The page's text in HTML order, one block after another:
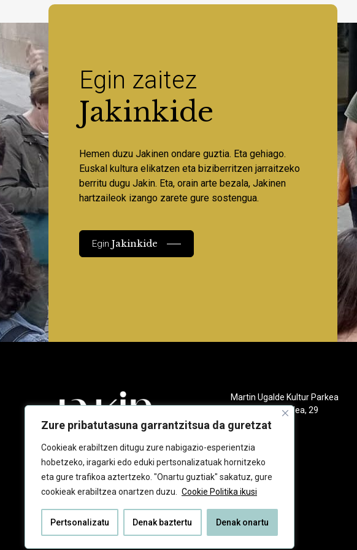
Zure pribatutasuna garrantzitsua da guretzat
Cookieak erabiltzen ditugu zure nabigazio-esperientzia
hobetzeko, iragarki edo eduki pertsonalizatuak hornitzeko
eta gure trafikoa aztertzeko. "Onartu guztiak" sakatuz, gure
cookieak erabiltzea onartzen duzu.
Cookie Politika ikusi
Pertsonalizatu Denak baztertu Denak onartu
Egin zaitez
Jakinkide
Hemen duzu Jakinen ondare guztia. Eta gehiago.
Euskal kultura elikatzen eta biziberritzen jarraitzeko
berritu dugu Jakin. Eta, orain arte bezala, Jakinen
hartzaileok izango zarete gure sostengua.
EginJakinkide
Martin Ugalde Kultur Parkea
Gudarien etorbidea, 29
20140 Andoain
943 218 092
jakin@jakin.eus